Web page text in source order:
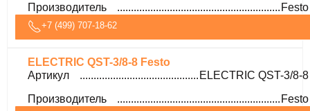
Производитель
Festo
+7 (499) 707-18-62
ELECTRIC QST-3/8-8 Festo
Артикул
ELECTRIC QST-3/8-8
Производитель
Festo